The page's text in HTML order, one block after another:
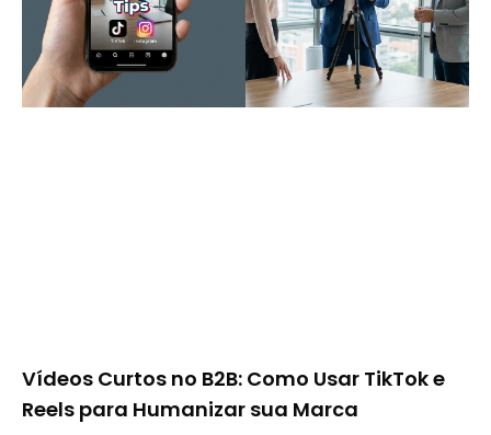
Vídeos Curtos no B2B: Como Usar TikTok e
Reels para Humanizar sua Marca